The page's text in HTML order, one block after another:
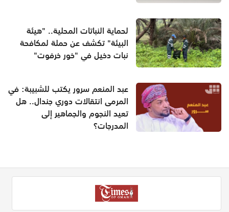
لحماية النباتات المحلية.. "هيئة
البيئة" تكشف عن حملة لمكافحة
نبات دخيل في "خور خرفوت"
عبد المنعم سرور يكتب للشبيبة: في
المرمى انتقالات دوري جندال.. هل
تعيد النجوم والجماهير إلى
المدرجات؟